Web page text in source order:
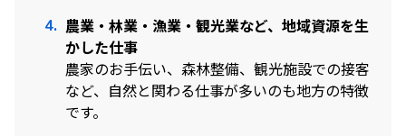
農業・林業・漁業・観光業など、地域資源を生
かした仕事
農家のお手伝い、森林整備、観光施設での接客
など、自然と関わる仕事が多いのも地方の特徴
です。